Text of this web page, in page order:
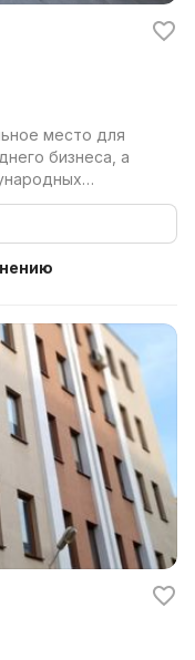
место для
бизнеса, а